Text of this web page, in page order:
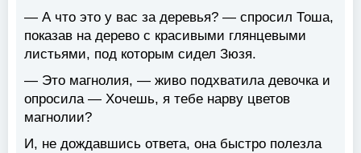
— А что это у вас за деревья? — спросил Тоша,
показав на дерево с красивыми глянцевыми
листьями, под которым сидел Зюзя.
— Это магнолия, — живо подхватила девочка и
опросила — Хочешь, я тебе нарву цветов
магнолии?
И, не дождавшись ответа, она быстро полезла